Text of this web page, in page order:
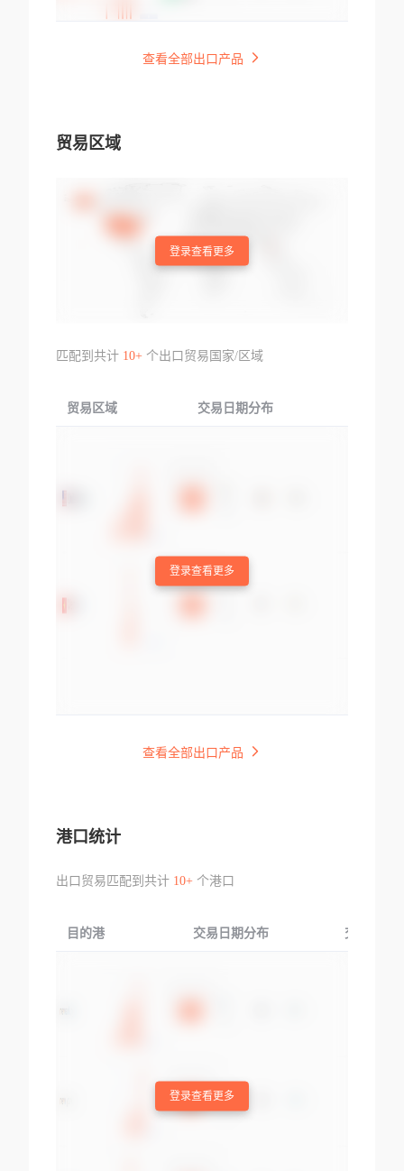
查看全部出口产品
贸易区域
登录查看更多
匹配到共计 10+个出口贸易国家/区域
贸易区域 交易日期分布
登录查看更多
查看全部出口产品
港口统计
出口贸易匹配到共计 10+个港口
目的港 交易日期分布 交易产品
登录查看更多